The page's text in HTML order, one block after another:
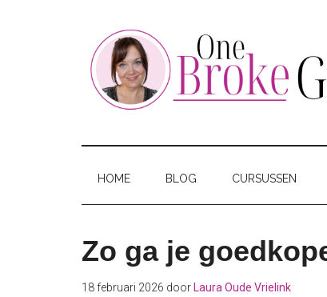
One
Broke
Girl
omHOME BLOG CURSUSSEN
Zo ga je
18 februari 2026 door Laura Oude Vrielink